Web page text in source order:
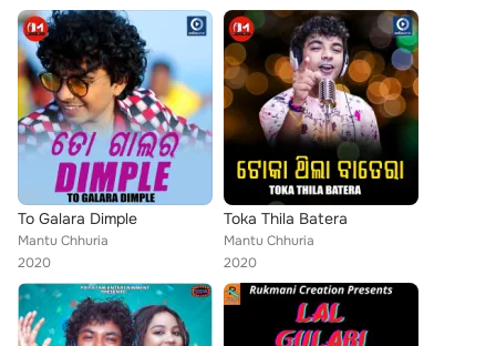
To Galara Dimple
Mantu Chhuria
2020
Toka Thila Batera
Mantu Chhuria
2020